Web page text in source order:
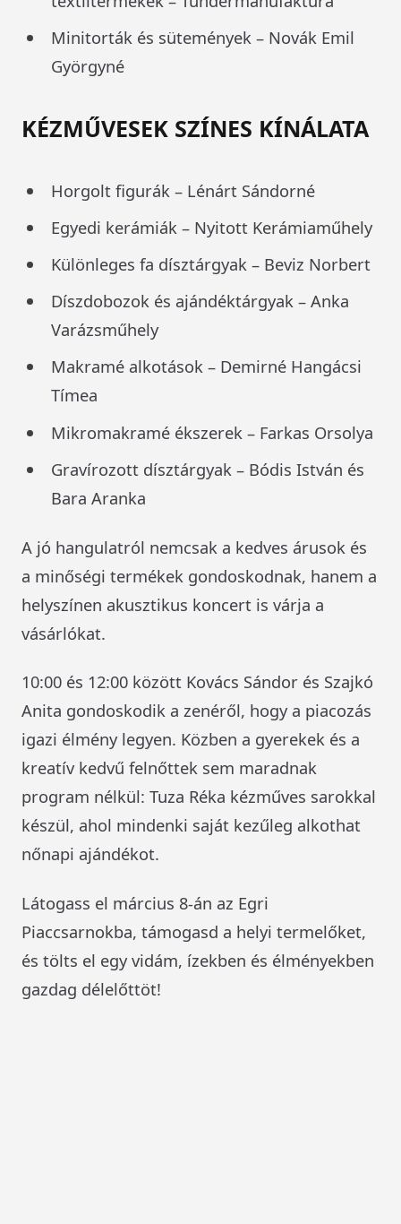
Minitorták és sütemények – Novák Emil
Györgyné
KÉZMŰVESEK SZÍNES KÍNÁLATA
Horgolt figurák – Lénárt Sándorné
Egyedi kerámiák – Nyitott Kerámiaműhely
Különleges fa dísztárgyak – Beviz Norbert
Díszdobozok és ajándéktárgyak – Anka
Varázsműhely
Makramé alkotások – Demirné Hangácsi
Tímea
Mikromakramé ékszerek – Farkas Orsolya
Gravírozott dísztárgyak – Bódis István és
Bara Aranka
A jó hangulatról nemcsak a kedves árusok és
a minőségi termékek gondoskodnak, hanem a
helyszínen akusztikus koncert is várja a
vásárlókat.
10:00 és 12:00 között Kovács Sándor és Szajkó
Anita gondoskodik a zenéről, hogy a piacozás
igazi élmény legyen. Közben a gyerekek és a
kreatív kedvű felnőttek sem maradnak
program nélkül: Tuza Réka kézműves sarokkal
készül, ahol mindenki saját kezűleg alkothat
nőnapi ajándékot.
Látogass el március 8-án az Egri
Piaccsarnokba, támogasd a helyi termelőket,
és tölts el egy vidám, ízekben és élményekben
gazdag délelőttöt!